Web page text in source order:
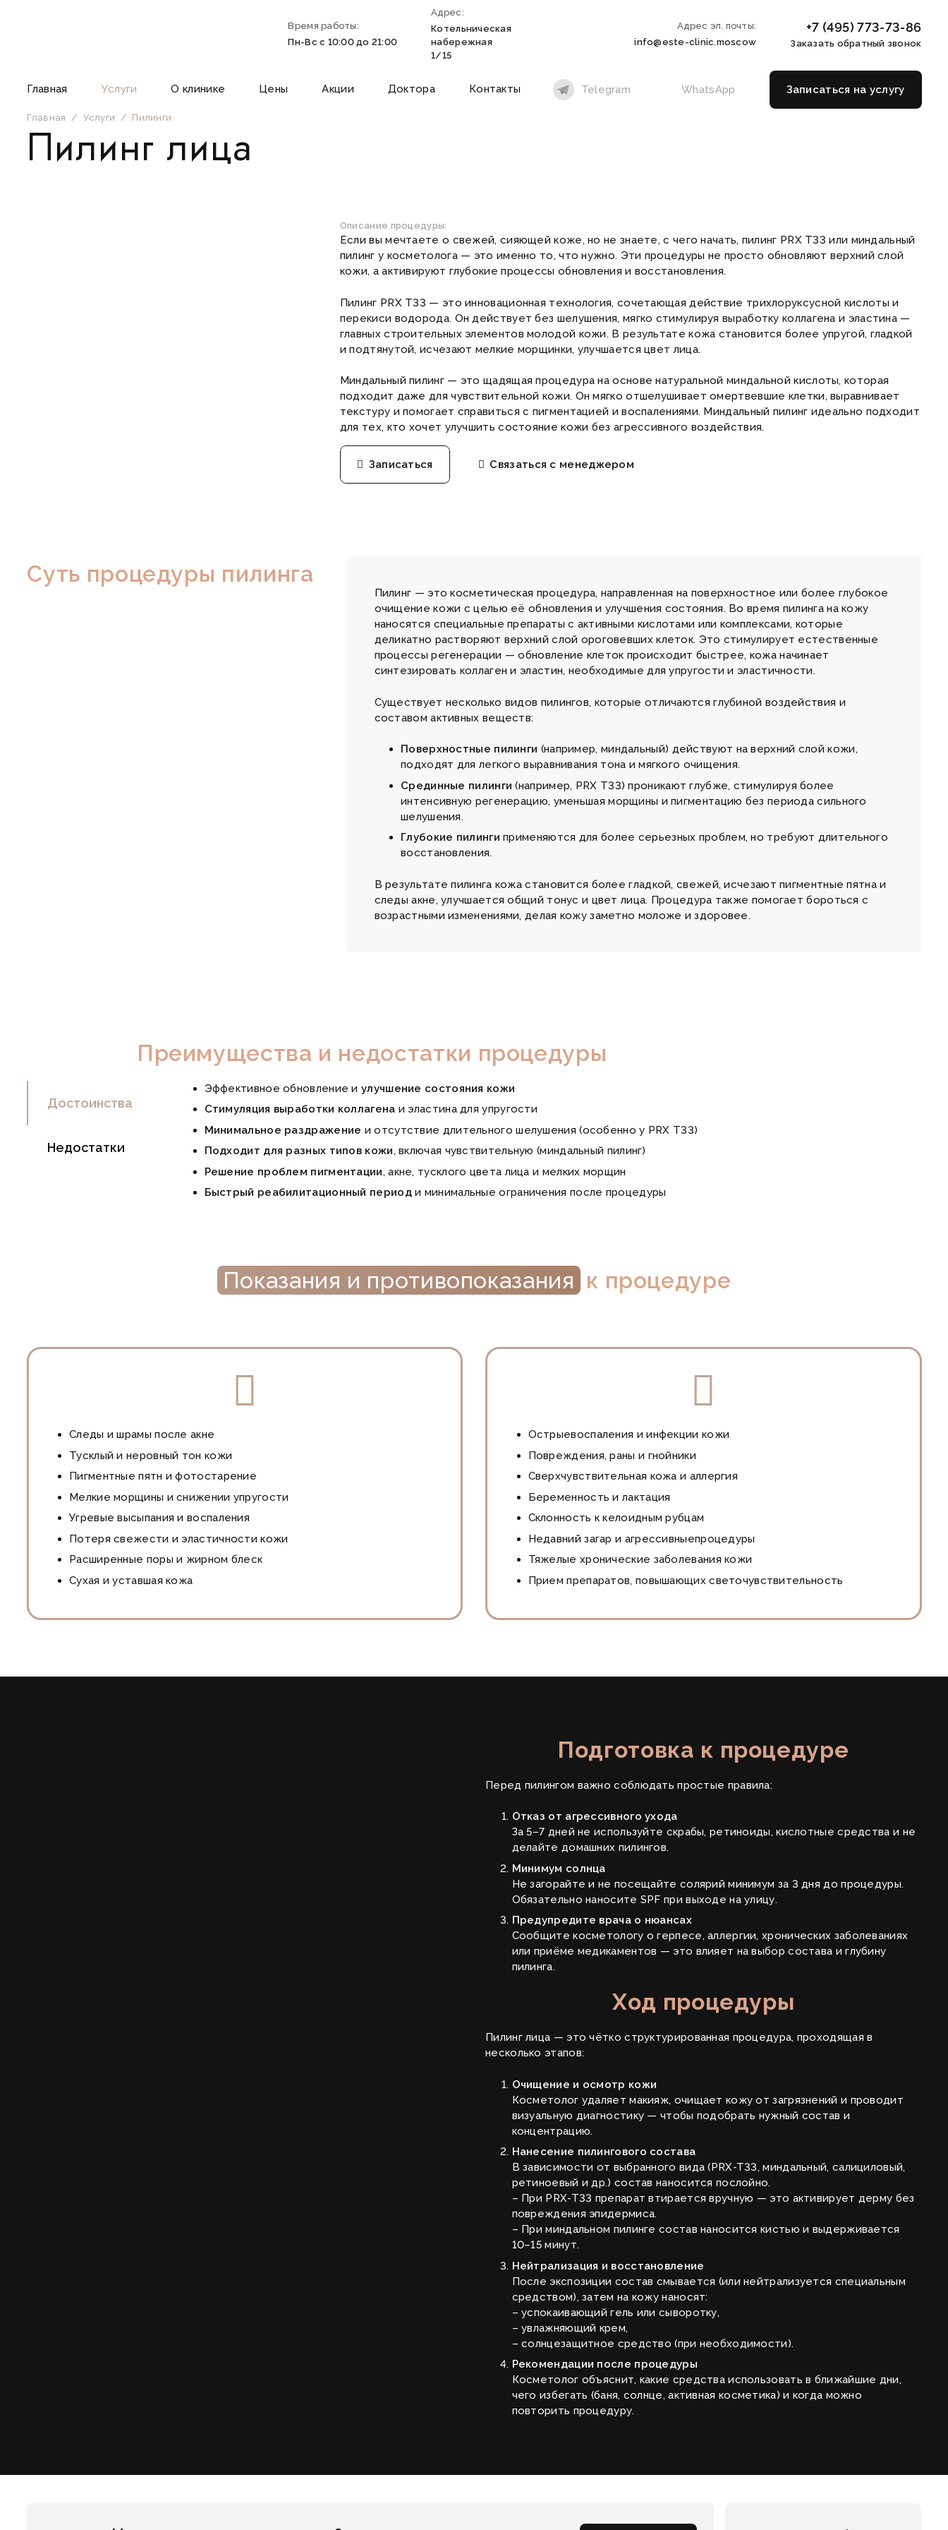
Время работы:
Пн-Вс с 10:00 до 21:00
Адрес:
Котельническая
набережная
1/15
Адрес эл. почты:
info@este-clinic.moscow
+7 (495) 773-73-86
Заказать обратный звонок
Главная Услуги О клинике Цены Акции Доктора Контакты Telegram WhatsApp Записаться на услугу
Главная / Услуги / Пилинги
Пилинг лица
Описание процедуры:
Если вы мечтаете о свежей, сияющей коже, но не знаете, с чего начать, пилинг PRX T33 или миндальный
пилинг у косметолога — это именно то, что нужно. Эти процедуры не просто обновляют верхний слой
кожи, а активируют глубокие процессы обновления и восстановления.
Пилинг PRX T33 — это инновационная технология, сочетающая действие трихлоруксусной кислоты и
перекиси водорода. Он действует без шелушения, мягко стимулируя выработку коллагена и эластина —
главных строительных элементов молодой кожи. В результате кожа становится более упругой, гладкой
и подтянутой, исчезают мелкие морщинки, улучшается цвет лица.
Миндальный пилинг — это щадящая процедура на основе натуральной миндальной кислоты, которая
подходит даже для чувствительной кожи. Он мягко отшелушивает омертвевшие клетки, выравнивает
текстуру и помогает справиться с пигментацией и воспалениями. Миндальный пилинг идеально подходит
для тех, кто хочет улучшить состояние кожи без агрессивного воздействия.
Записаться Связаться с менеджером
Суть процедуры пилинга
Пилинг — это косметическая процедура, направленная на поверхностное или более глубокое
очищение кожи с целью её обновления и улучшения состояния. Во время пилинга на кожу
наносятся специальные препараты с активными кислотами или комплексами, которые
деликатно растворяют верхний слой ороговевших клеток. Это стимулирует естественные
процессы регенерации — обновление клеток происходит быстрее, кожа начинает
синтезировать коллаген и эластин, необходимые для упругости и эластичности.
Существует несколько видов пилингов, которые отличаются глубиной воздействия и
составом активных веществ:
Поверхностные пилинги (например, миндальный) действуют на верхний слой кожи,
подходят для легкого выравнивания тона и мягкого очищения.
Срединные пилинги (например, PRX T33) проникают глубже, стимулируя более
интенсивную регенерацию, уменьшая морщины и пигментацию без периода сильного
шелушения.
Глубокие пилинги применяются для более серьезных проблем, но требуют длительного
восстановления.
В результате пилинга кожа становится более гладкой, свежей, исчезают пигментные пятна и
следы акне, улучшается общий тонус и цвет лица. Процедура также помогает бороться с
возрастными изменениями, делая кожу заметно моложе и здоровее.
Преимущества и недостатки процедуры
Достоинства
Недостатки
Эффективное обновление иулучшение состояния кожи
Стимуляция выработки коллагена и эластина для упругости
Минимальное раздражение и отсутствие длительного шелушения (особенно у PRX T33)
Подходит для разных типов кожи, включая чувствительную (миндальный пилинг)
Решение проблем пигментации, акне, тусклого цвета лица и мелких морщин
Быстрый реабилитационный периоди минимальные ограничения после процедуры
Показания и противопоказания к процедуре
Следы и шрамы после акне
Тусклый и неровный тон кожи
Пигментные пятн и фотостарение
Мелкие морщины и снижении упругости
Угревые высыпания и воспаления
Потеря свежести и эластичности кожи
Расширенные поры и жирном блеск
Сухая и уставшая кожа
Острыевоспаления и инфекции кожи
Повреждения, раны и гнойники
Сверхчувствительная кожа и аллергия
Беременность и лактация
Склонность к келоидным рубцам
Недавний загар и агрессивныепроцедуры
Тяжелые хронические заболевания кожи
Прием препаратов, повышающих светочувствительность
Подготовка к процедуре
Перед пилингом важно соблюдать простые правила:
Отказ от агрессивного ухода
За 5–7 дней не используйте скрабы, ретиноиды, кислотные средства и не
делайте домашних пилингов.
Минимум солнца
Не загорайте и не посещайте солярий минимум за 3 дня до процедуры.
Обязательно наносите SPF при выходе на улицу.
Предупредите врача о нюансах
Сообщите косметологу о герпесе, аллергии, хронических заболеваниях
или приёме медикаментов — это влияет на выбор состава и глубину
пилинга.
Ход процедуры
Пилинг лица — это чётко структурированная процедура, проходящая в
несколько этапов:
Очищение и осмотр кожи
Косметолог удаляет макияж, очищает кожу от загрязнений и проводит
визуальную диагностику — чтобы подобрать нужный состав и
концентрацию.
Нанесение пилингового состава
В зависимости от выбранного вида (PRX-T33, миндальный, салициловый,
ретиноевый и др.) состав наносится послойно.
– При PRX-T33 препарат втирается вручную — это активирует дерму без
повреждения эпидермиса.
– При миндальном пилинге состав наносится кистью и выдерживается
10–15 минут.
Нейтрализация и восстановление
После экспозиции состав смывается (или нейтрализуется специальным
средством), затем на кожу наносят:
– успокаивающий гель или сыворотку,
– увлажняющий крем,
– солнцезащитное средство (при необходимости).
Рекомендации после процедуры
Косметолог объяснит, какие средства использовать в ближайшие дни,
чего избегать (баня, солнце, активная косметика) и когда можно
повторить процедуру.